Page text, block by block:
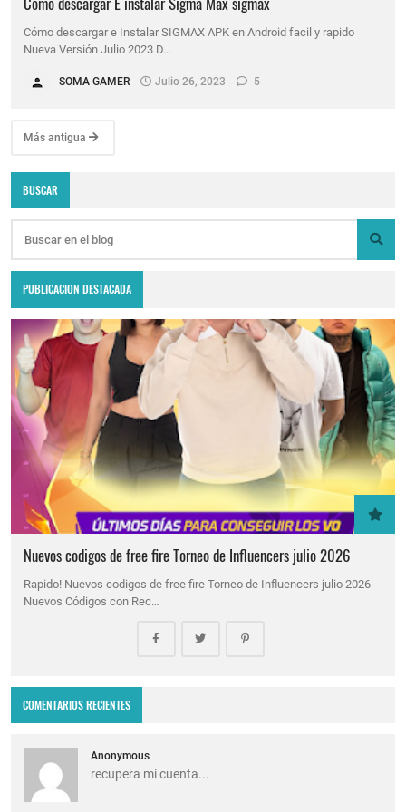
Cómo descargar e Instalar SIGMAX APK en Android facil y rapido
Nueva Versión Julio 2023 D…
SOMA GAMER Julio 26, 2023 5
Más antigua
BUSCAR
PUBLICACION DESTACADA
Nuevos codigos de free fire Torneo de Influencers julio 2026
Rapido! Nuevos codigos de free fire Torneo de Influencers julio 2026
Nuevos Códigos con Rec…
COMENTARIOS RECIENTES
Anonymous
recupera mi cuenta...